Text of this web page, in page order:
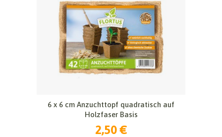
6 x 6 cm Anzuchttopf quadratisch auf
Holzfaser Basis
2,50 €